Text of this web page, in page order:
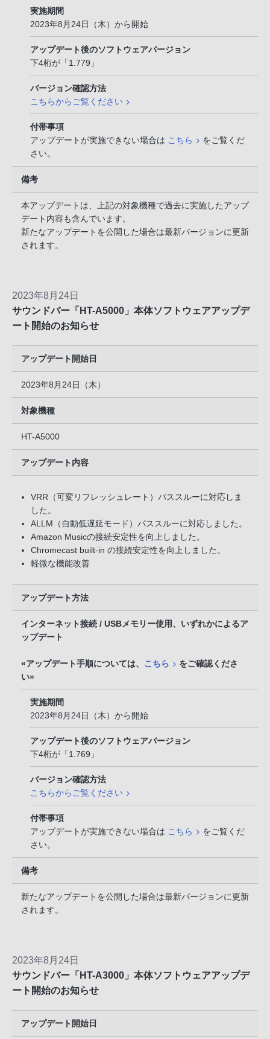
実施期間
2023年8月24日（木）から開始
アップデート後のソフトウェアバージョン
下4桁が「1.779」
バージョン確認方法
こちらからご覧ください
付帯事項
アップデートが実施できない場合は こちら
をご覧くだ
さい。
備考
本アップデートは、上記の対象機種で過去に実施したアップ
デート内容も含んでいます。
新たなアップデートを公開した場合は最新バージョンに更新
されます。
2023年8月24日
サウンドバー「HT-A5000」本体ソフトウェアアップデ
ート開始のお知らせ
アップデート開始日
2023年8月24日（木）
対象機種
HT-A5000
アップデート内容
VRR（可変リフレッシュレート）パススルーに対応しま
した。
ALLM（自動低遅延モード）パススルーに対応しました。
Amazon Musicの接続安定性を向上しました。
Chromecast built-in の接続安定性を向上しました。
軽微な機能改善
アップデート方法
インターネット接続 / USBメモリー使用、いずれかによるア
ップデート
«アップデート手順については、 こちら
をご確認くださ
い»
実施期間
2023年8月24日（木）から開始
アップデート後のソフトウェアバージョン
下4桁が「1.769」
バージョン確認方法
こちらからご覧ください
付帯事項
アップデートが実施できない場合は こちら
をご覧くだ
さい。
備考
新たなアップデートを公開した場合は最新バージョンに更新
されます。
2023年8月24日
サウンドバー「HT-A3000」本体ソフトウェアアップデ
ート開始のお知らせ
アップデート開始日